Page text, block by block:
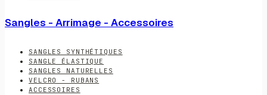
Sangles - Arrimage - Accessoires
SANGLES SYNTHÉTIQUES
SANGLE ÉLASTIQUE
SANGLES NATURELLES
VELCRO - RUBANS
ACCESSOIRES